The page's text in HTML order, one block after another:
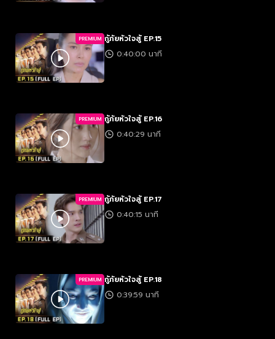
PREMIUM กู้ภัยหัวใจสู้ EP.15
0:40:00 นาที
PREMIUM กู้ภัยหัวใจสู้ EP.16
0:40:29 นาที
PREMIUM กู้ภัยหัวใจสู้ EP.17
0:40:15 นาที
PREMIUM กู้ภัยหัวใจสู้ EP.18
0:39:59 นาที